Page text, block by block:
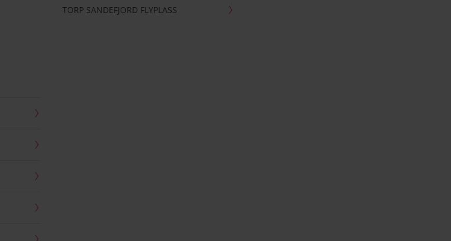
TORP SANDEFJORD FLYPLASS